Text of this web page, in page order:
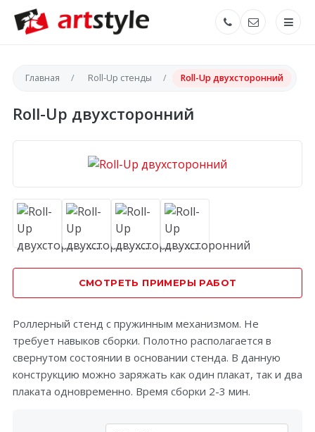
Главная Roll-Up стенды Roll-Up двухсторонний
Roll-Up двухсторонний
СМОТРЕТЬ ПРИМЕРЫ РАБОТ
Роллерный стенд с пружинным механизмом. Не
требует навыков сборки. Полотно располагается в
свернутом состоянии в основании стенда. В данную
конструкцию можно заряжать как один плакат, так и два
плаката одновременно. Время сборки 2-3 мин.